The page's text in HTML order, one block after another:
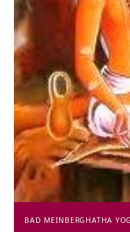
BAD MEINBERG HATHA